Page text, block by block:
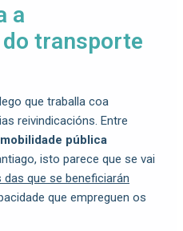
a
transporte
que traballa coa
reivindicacións. Entre
pública
isto parece que se vai
das que se beneficiarán
que empreguen os